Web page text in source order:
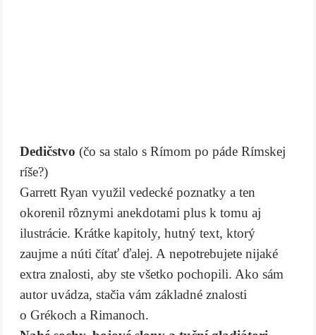
Dedičstvo (čo sa stalo s Rímom po páde Rímskej
ríše?)
Garrett Ryan využil vedecké poznatky a ten
okorenil rôznymi anekdotami plus k tomu aj
ilustrácie. Krátke kapitoly, hutný text, ktorý
zaujme a núti čítať ďalej. A nepotrebujete nijaké
extra znalosti, aby ste všetko pochopili. Ako sám
autor uvádza, stačia vám základné znalosti
o Grékoch a Rimanoch.